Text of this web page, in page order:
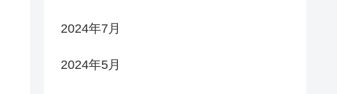
2024年7月
2024年5月